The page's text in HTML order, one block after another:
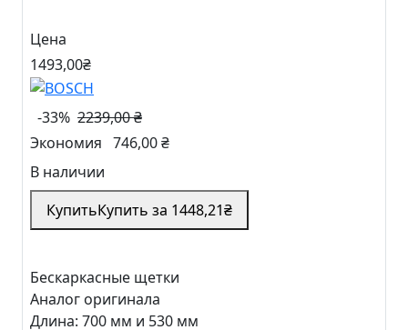
Цена
1493,00₴
-33% 2239,00 ₴
Экономия 746,00 ₴
В наличии
КупитьКупить за 1448,21₴
Бескаркасные щетки
Аналог оригинала
Длина: 700 мм и 530 мм